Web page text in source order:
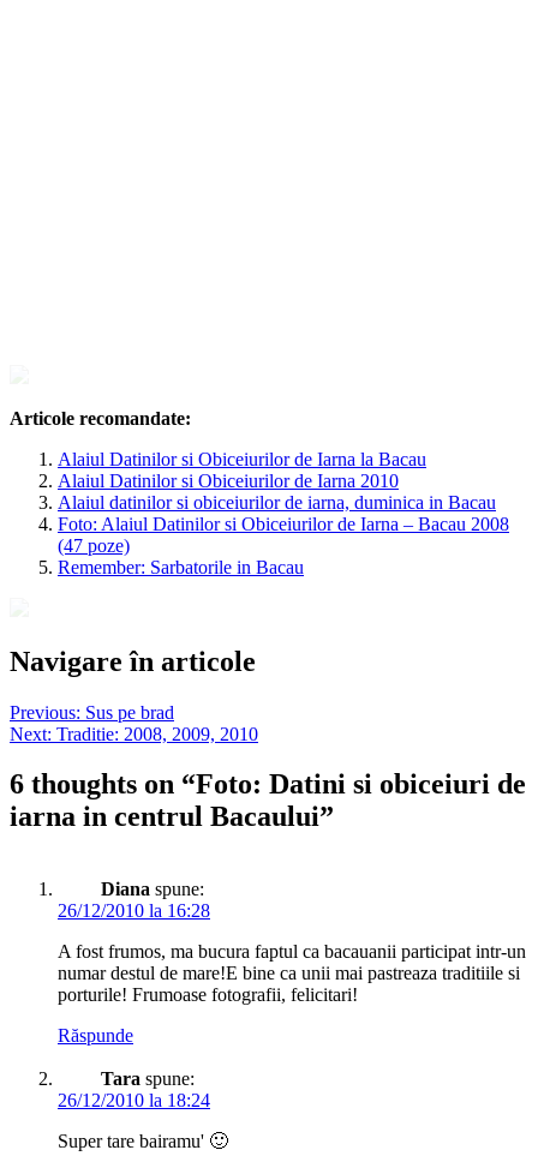
Articole recomandate:
Alaiul Datinilor si Obiceiurilor de Iarna la Bacau
Alaiul Datinilor si Obiceiurilor de Iarna 2010
Alaiul datinilor si obiceiurilor de iarna, duminica in Bacau
Foto: Alaiul Datinilor si Obiceiurilor de Iarna – Bacau 2008
(47 poze)
Remember: Sarbatorile in Bacau
Navigare în articole
Previous: Sus pe brad
Next: Traditie: 2008, 2009, 2010
6 thoughts on “Foto: Datini si obiceiuri de
iarna in centrul Bacaului”
Diana spune:
26/12/2010 la 16:28
A fost frumos, ma bucura faptul ca bacauanii participat intr-un
numar destul de mare!E bine ca unii mai pastreaza traditiile si
porturile! Frumoase fotografii, felicitari!
Răspunde
Tara spune:
26/12/2010 la 18:24
Super tare bairamu' 🙂